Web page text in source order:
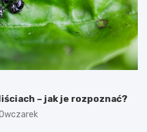
– jak je rozpoznać?